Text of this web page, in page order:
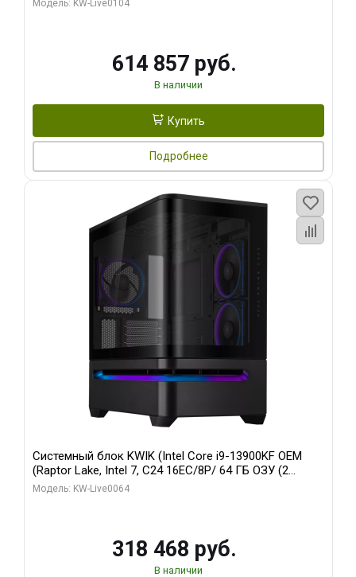
Модель: KW-Live0104
614 857 руб.
В наличии
Купить
Подробнее
Системный блок KWIK (Intel Core i9-13900KF OEM
(Raptor Lake, Intel 7, C24 16EC/8P/ 64 ГБ ОЗУ (2
модуля)/ ASUS RTX5080 PROART OC 16GB GDDR7
Модель: KW-Live0064
318 468 руб.
В наличии